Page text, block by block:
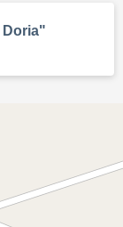
Doria"